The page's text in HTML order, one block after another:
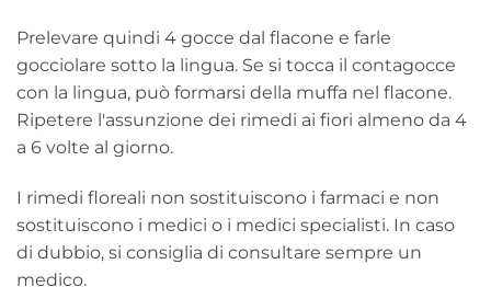
Prelevare quindi 4 gocce dal flacone e farle
gocciolare sotto la lingua. Se si tocca il contagocce
con la lingua, può formarsi della muffa nel flacone.
Ripetere l'assunzione dei rimedi ai fiori almeno da 4
a 6 volte al giorno.
I rimedi floreali non sostituiscono i farmaci e non
sostituiscono i medici o i medici specialisti. In caso
di dubbio, si consiglia di consultare sempre un
medico.